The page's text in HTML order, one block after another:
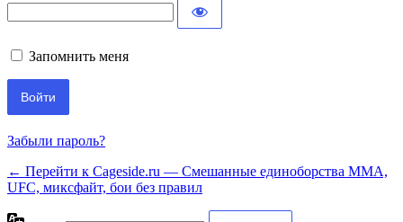
Запомнить меня
Забыли пароль?
← Перейти к Cageside.ru — Смешанные единоборства MMA,
UFC, миксфайт, бои без правил